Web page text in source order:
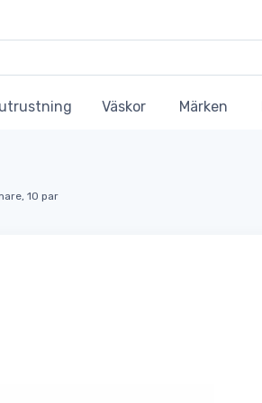
Väskor Märken
10 par